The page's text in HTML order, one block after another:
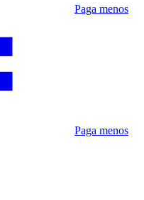
Paga menos
Paga menos